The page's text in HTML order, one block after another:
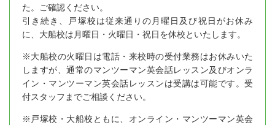
た。ご確認ください。
引き続き、戸塚校は従来通りの月曜日及び祝日がお休み
に、大船校は月曜日・火曜日・祝日を休校といたします。
※大船校の火曜日は電話・来校時の受付業務はお休みいた
しますが、通常のマンツーマン英会話レッスン及びオンラ
イン・マンツーマン英会話レッスンは受講は可能です。受
付スタッフまでご相談ください。
※戸塚校・大船校ともに、オンライン・マンツーマン英会